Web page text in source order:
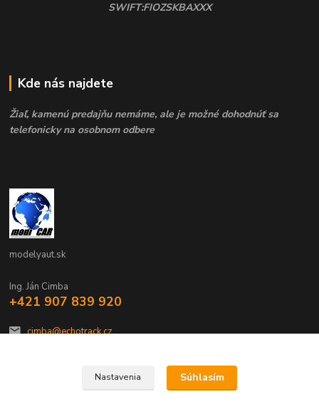
SWIFT:FIOZSKBAXXX
Kde nás najdete
Žiaľ, kamenú predajňu nemáme, ale je možné dohodnúť sa
telefonicky na osobnom odbere
modelyaut.sk
Ing. Ján Cimba
+421 907 839 920
cimba@echotrack.cz
Nastavenia Súhlasím